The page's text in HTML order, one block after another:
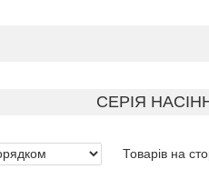
СЕРІЯ